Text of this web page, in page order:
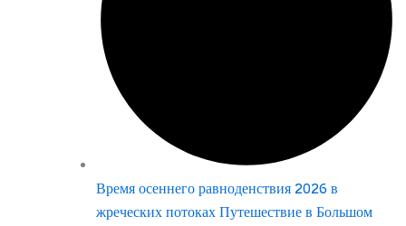
Время осеннего равноденствия 2026 в
жреческих потоках Путешествие в Большом